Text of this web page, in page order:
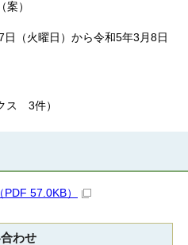
）
（火曜日）から令和5年3月8日
ス 3件）
57.0KB）
わせ